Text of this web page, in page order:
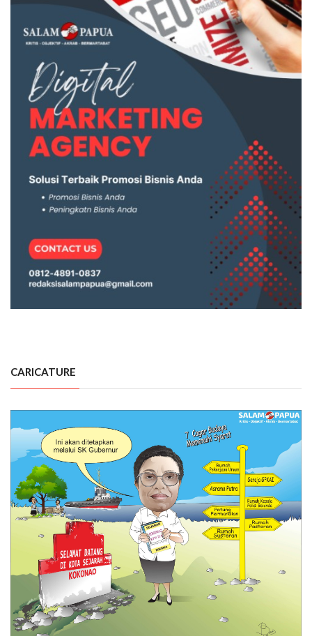
CARICATURE